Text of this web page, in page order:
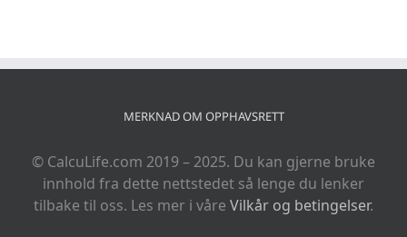
MERKNAD OM OPPHAVSRETT
© CalcuLife.com 2019 – 2025. Du kan gjerne bruke
innhold fra dette nettstedet så lenge du lenker
tilbake til oss. Les mer i våre Vilkår og betingelser.